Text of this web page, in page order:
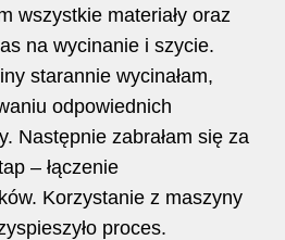
wszystkie materiały oraz
na wycinanie i szycie.
starannie wycinałam,
odpowiednich
Następnie zabrałam się za
– łączenie
Korzystanie z maszyny
proces.